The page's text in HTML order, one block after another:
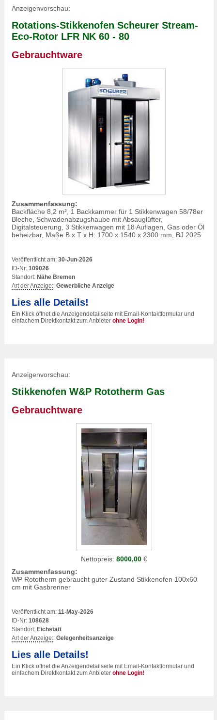
Anzeigenvorschau:
Rotations-Stikkenofen Scheurer Stream-
Eco-Rotor LFR NK 60 - 80
Gebrauchtware
Zusammenfassung:
Backfläche 8,2 m², 1 Backkammer für 1 Stikkenwagen 58/78er
Bleche, Schwadenabzugshaube mit Absauglüfter,
Digitalsteuerung, 3 Stikkenwagen mit 18 Auflagen, Gas oder Öl
beheizbar, Maße B x T x H: 1700 x 1540 x 2300 mm, BJ 2025
Veröffentlicht am: 30-Jun-2026
ID-Nr: 109026
Standort: Nähe Bremen
Art der Anzeige:: Gewerbliche Anzeige
Lies alle Details!
Ein Klick öffnet die Anzeigendetailseite mit Email-Kontaktformular und
einfachem Direktkontakt zum Anbieter ohne Login!
Anzeigenvorschau:
Stikkenofen W&P Rototherm Gas
Gebrauchtware
Nettopreis: 8000,00€
Zusammenfassung:
WP Rototherm gebraucht guter Zustand Stikkenofen 100x60
cm mit Gasbrenner
Veröffentlicht am: 11-May-2026
ID-Nr: 108628
Standort: Eichstätt
Art der Anzeige:: Gelegenheitsanzeige
Lies alle Details!
Ein Klick öffnet die Anzeigendetailseite mit Email-Kontaktformular und
einfachem Direktkontakt zum Anbieter ohne Login!